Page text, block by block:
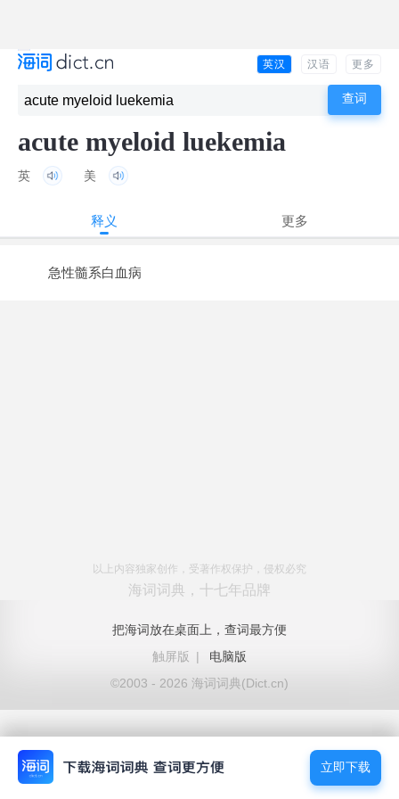
英汉 汉语 更多
acute myeloid luekemia
英 美
释义 更多
急性髓系白血病
以上内容独家创作，受著作权保护，侵权必究
海词词典，十七年品牌
把海词放在桌面上，查词最方便
触屏版
|
电脑版
©2003 - 2026 海词词典(Dict.cn)
立即下载
立即下载